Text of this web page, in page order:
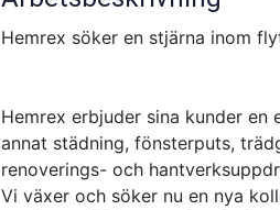
Hemrex söker en stjärna inom
Hemrex erbjuder sina kunder
annat städning, fönsterputs,
renoverings- och
Vi växer och söker nu en nya